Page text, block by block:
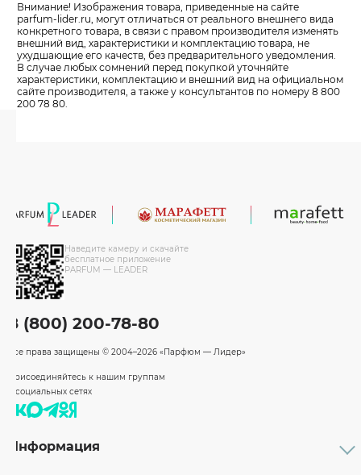
Внимание! Изображения товара, приведенные на сайте
parfum-lider.ru, могут отличаться от реального внешнего вида
конкретного товара, в связи с правом производителя изменять
внешний вид, характеристики и комплектацию товара, не
ухудшающие его качеств, без предварительного уведомления.
В случае любых сомнений перед покупкой уточняйте
характеристики, комплектацию и внешний вид на официальном
сайте производителя, а также у консультантов по номеру 8 800
200 78 80.
Наведите камеру и скачайте
бесплатное приложение
PARFUM — LEADER
8 (800) 200-78-80
Все права защищены © 2004–2026 «Парфюм — Лидер»
Присоединяйтесь к нашим группам
в социальных сетях
Информация